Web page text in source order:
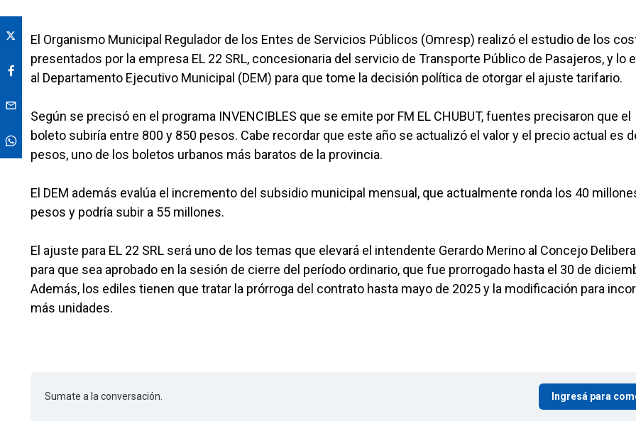
El Organismo Municipal Regulador de los Entes de Servicios Públicos (Omresp) realizó el estudio de los
presentados por la empresa EL 22 SRL, concesionaria del servicio de Transporte Público de Pasajeros, y lo
al Departamento Ejecutivo Municipal (DEM) para que tome la decisión política de otorgar el ajuste tarifario.
Según se precisó en el programa INVENCIBLES que se emite por FM EL CHUBUT, fuentes precisaron que el
boleto subiría entre 800 y 850 pesos. Cabe recordar que este año se actualizó el valor y el precio actual es
pesos, uno de los boletos urbanos más baratos de la provincia.
El DEM además evalúa el incremento del subsidio municipal mensual, que actualmente ronda los 40
pesos y podría subir a 55 millones.
El ajuste para EL 22 SRL será uno de los temas que elevará el intendente Gerardo Merino al Concejo
para que sea aprobado en la sesión de cierre del período ordinario, que fue prorrogado hasta el 30 de
Además, los ediles tienen que tratar la prórroga del contrato hasta mayo de 2025 y la modificación para
más unidades.
Sumate a la conversación. Ingresá para